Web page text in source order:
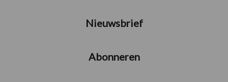
Nieuwsbrief
Abonneren